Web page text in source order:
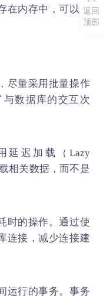
在内存中，可以大
尽量采用批量操作
数据库的交互次
延迟加载（Lazy
相关数据，而不是
时的操作。通过使
连接，减少连接建
运行的事务。事务
返回
顶部